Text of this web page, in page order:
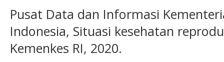
Pusat Data dan Informasi
Indonesia, Situasi kesehatan
Kemenkes RI, 2020.